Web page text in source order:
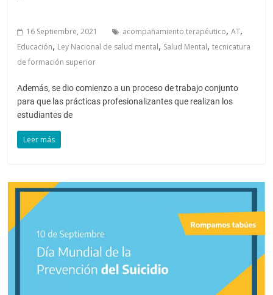
16 Septiembre, 2021 acompañamiento terapéutico,AT,
Educación, Ley Nacional de salud mental, Salud Mental,tecnicatura
de formación superior
Además, se dio comienzo a un proceso de trabajo conjunto
para que las prácticas profesionalizantes que realizan los
estudiantes de
Leer más